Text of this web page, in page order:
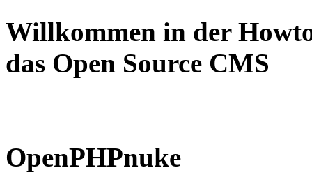
Willkommen in der
das Open Source CMS
OpenPHPnuke